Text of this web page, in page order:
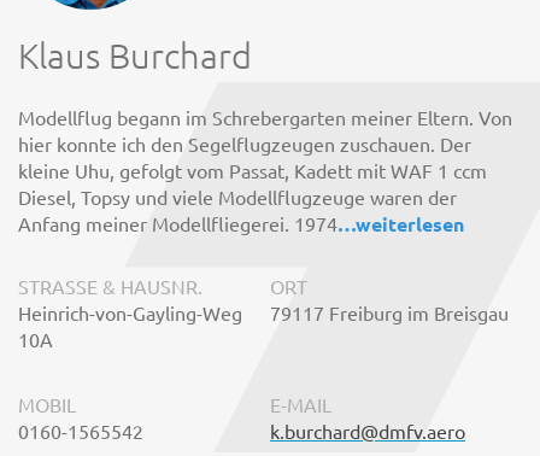
Klaus Burchard
Modellflug begann im Schrebergarten meiner Eltern. Von
hier konnte ich den Segelflugzeugen zuschauen. Der
kleine Uhu, gefolgt vom Passat, Kadett mit WAF 1 ccm
Diesel, Topsy und viele Modellflugzeuge waren der
Anfang meiner Modellfliegerei. 1974…weiterlesen
STRASSE & HAUSNR.
Heinrich-von-Gayling-Weg
10A
ORT
79117 Freiburg im Breisgau
MOBIL
0160-1565542
E-MAIL
k.burchard@dmfv.aero